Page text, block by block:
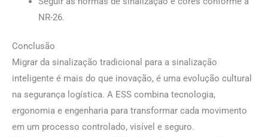
NR-26.
Conclusão
Migrar da sinalização tradicional para a sinalização
inteligente é mais do que inovação, é uma evolução cultural
na segurança logística. A ESS combina tecnologia,
ergonomia e engenharia para transformar cada movimento
em um processo controlado, visível e seguro.